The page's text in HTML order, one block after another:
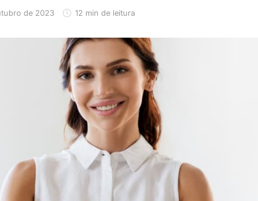
de 2023 12 min de leitura